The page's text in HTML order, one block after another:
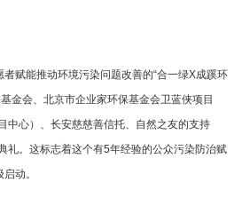
赋能推动环境污染问题改善的“合一绿X成蹊环
金会、北京市企业家环保基金会卫蓝侠项目
中心）、长安慈慈善信托、自然之友的支持
礼。这标志着这个有5年经验的公众污染防治赋
动。